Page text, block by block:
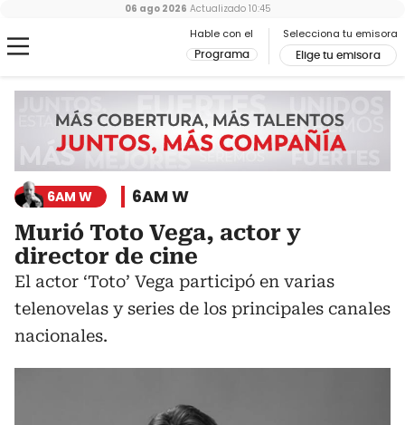
Hable con el
Programa
Selecciona tu emisora
Elige tu emisora
06 ago 2026 Actualizado 10:45
6AM W 6AM W
Murió Toto Vega, actor y
director de cine
El actor ‘Toto’ Vega participó en varias
telenovelas y series de los principales canales
nacionales.